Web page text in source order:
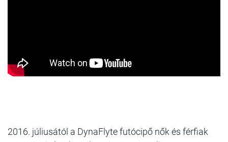
2016. júliusától a DynaFlyte futócipő nők és férfiak